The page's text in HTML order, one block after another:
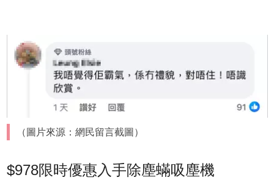
（圖片來源：網民留言截圖）
$978限時優惠入手除塵蟎吸塵機